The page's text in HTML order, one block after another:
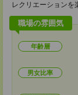
レクリエーションを
職場の雰囲気
年齢層
男女比率